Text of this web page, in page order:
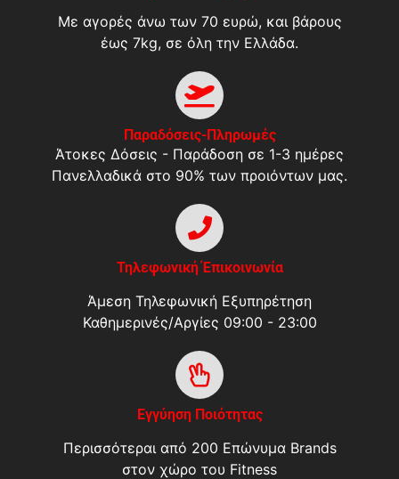
Με αγορές άνω των 70 ευρώ, και βάρους
έως 7kg, σε όλη την Ελλάδα.
Παραδόσεις-Πληρωμές
Άτοκες Δόσεις - Παράδοση σε 1-3 ημέρες
Πανελλαδικά στο 90% των προιόντων μας.
Τηλεφωνική Έπικοινωνία
Άμεση Τηλεφωνική Εξυπηρέτηση
Καθημερινές/Αργίες 09:00 - 23:00
Εγγύηση Ποιότητας
Περισσότεραι από 200 Επώνυμα Brands
στον χώρο του Fitness